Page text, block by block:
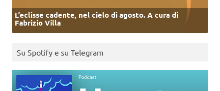
L’eclisse cadente, nel cielo di agosto. A cura di
Fabrizio Villa
Su Spotify e su Telegram